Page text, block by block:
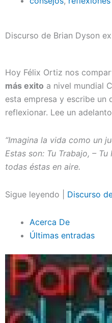
Discurso de Brian Dyson
Hoy Félix Ortiz nos
más exito a nivel mundial
esta empresa y escribe un
reflexionar. Lee un
“Imagina la vida como un
Estas son: Tu Trabajo, –
todas éstas en aire.
Sigue leyendo | Discurso
Acerca De
Últimas entradas